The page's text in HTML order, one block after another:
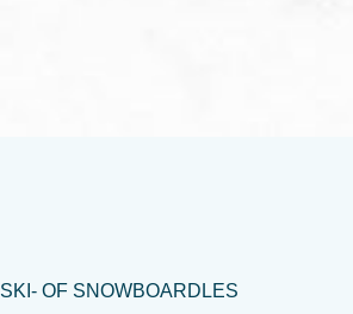
SKI- OF SNOWBOARDLES